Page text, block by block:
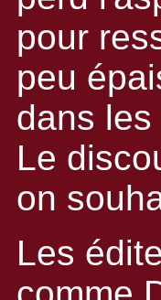
pour
peu
dans
Le
on
Les